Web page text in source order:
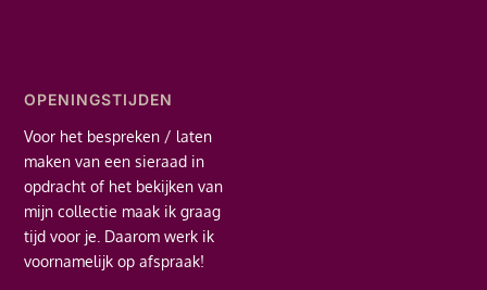
OPENINGSTIJDEN
Voor het bespreken / laten
maken van een sieraad in
opdracht of het bekijken van
mijn collectie maak ik graag
tijd voor je. Daarom werk ik
voornamelijk op afspraak!